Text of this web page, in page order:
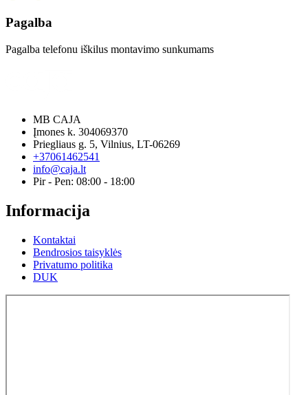
Pagalba
Pagalba telefonu iškilus montavimo sunkumams
MB CAJA
Įmones k. 304069370
Priegliaus g. 5, Vilnius, LT-06269
+37061462541
info@caja.lt
Pir - Pen: 08:00 - 18:00
Informacija
Kontaktai
Bendrosios taisyklės
Privatumo politika
DUK